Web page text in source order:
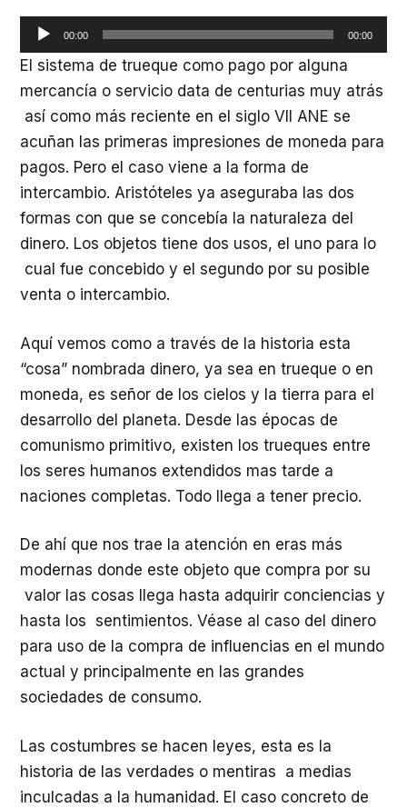
Reproductor
de
00:00 00:00
El sistema de trueque como pago por alguna
mercancía o servicio data de centurias muy atrás
así como más reciente en el siglo VII ANE se
acuñan las primeras impresiones de moneda para
pagos. Pero el caso viene a la forma de
intercambio. Aristóteles ya aseguraba las dos
formas con que se concebía la naturaleza del
dinero. Los objetos tiene dos usos, el uno para lo
cual fue concebido y el segundo por su posible
venta o intercambio.
Aquí vemos como a través de la historia esta
“cosa” nombrada dinero, ya sea en trueque o en
moneda, es señor de los cielos y la tierra para el
desarrollo del planeta. Desde las épocas de
comunismo primitivo, existen los trueques entre
los seres humanos extendidos mas tarde a
naciones completas. Todo llega a tener precio.
De ahí que nos trae la atención en eras más
modernas donde este objeto que compra por su
valor las cosas llega hasta adquirir conciencias y
hasta los sentimientos. Véase al caso del dinero
para uso de la compra de influencias en el mundo
actual y principalmente en las grandes
sociedades de consumo.
Las costumbres se hacen leyes, esta es la
historia de las verdades o mentiras a medias
inculcadas a la humanidad. El caso concreto de